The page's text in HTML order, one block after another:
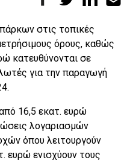
στις τοπικές
όρους, καθώς
κατευθύνονται σε
για την παραγωγή
16,5 εκατ. ευρώ
λογαριασμών
όπου λειτουργούν
ευρώ ενισχύουν τους